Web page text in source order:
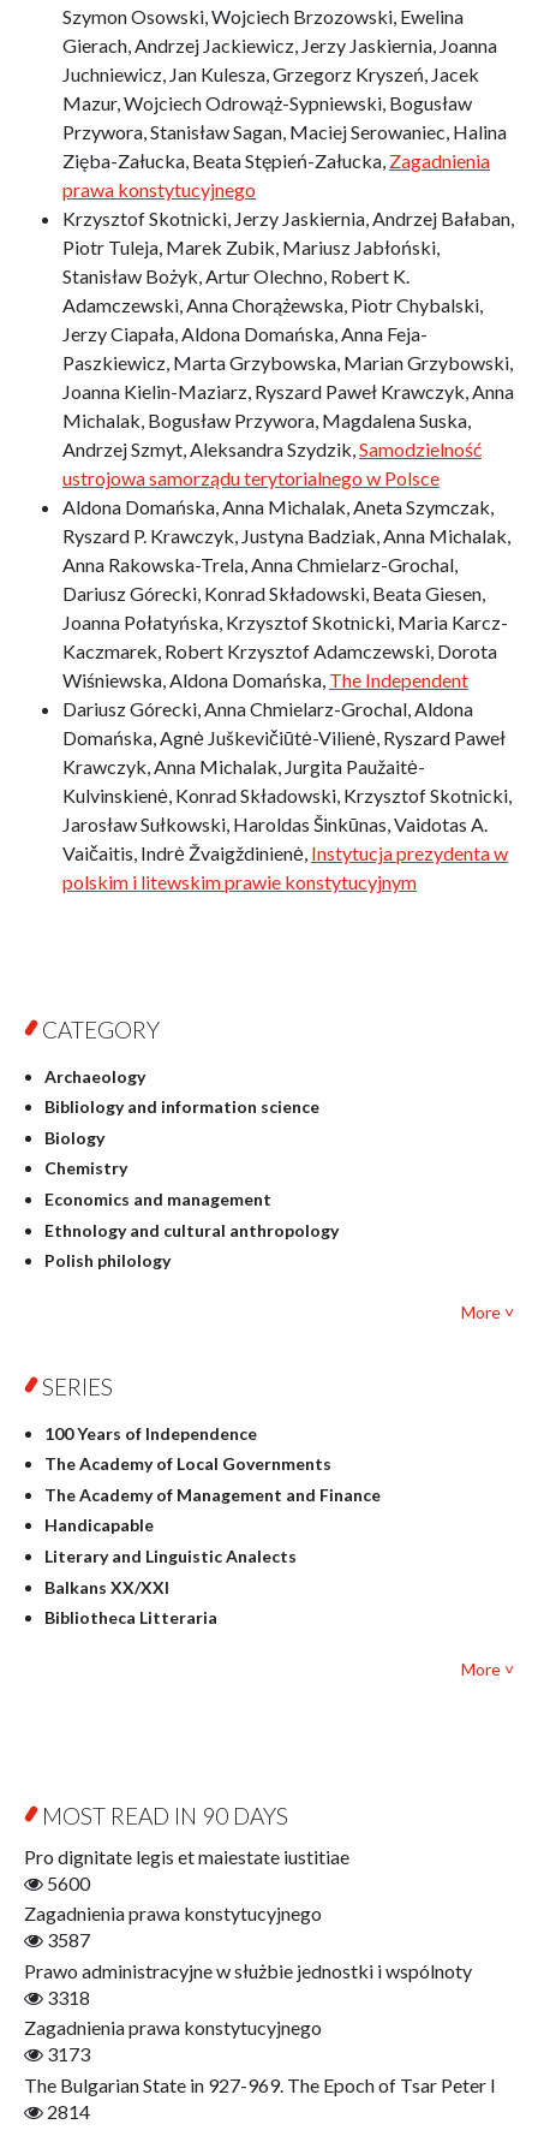
Szymon Osowski, Wojciech Brzozowski, Ewelina
Gierach, Andrzej Jackiewicz, Jerzy Jaskiernia, Joanna
Juchniewicz, Jan Kulesza, Grzegorz Kryszeń, Jacek
Mazur, Wojciech Odrowąż-Sypniewski, Bogusław
Przywora, Stanisław Sagan, Maciej Serowaniec, Halina
Zięba-Załucka, Beata Stępień-Załucka, Zagadnienia
prawa konstytucyjnego
Krzysztof Skotnicki, Jerzy Jaskiernia, Andrzej Bałaban,
Piotr Tuleja, Marek Zubik, Mariusz Jabłoński,
Stanisław Bożyk, Artur Olechno, Robert K.
Adamczewski, Anna Chorążewska, Piotr Chybalski,
Jerzy Ciapała, Aldona Domańska, Anna Feja-
Paszkiewicz, Marta Grzybowska, Marian Grzybowski,
Joanna Kielin-Maziarz, Ryszard Paweł Krawczyk, Anna
Michalak, Bogusław Przywora, Magdalena Suska,
Andrzej Szmyt, Aleksandra Szydzik,Samodzielność
ustrojowa samorządu terytorialnego w Polsce
Aldona Domańska, Anna Michalak, Aneta Szymczak,
Ryszard P. Krawczyk, Justyna Badziak, Anna Michalak,
Anna Rakowska-Trela, Anna Chmielarz-Grochal,
Dariusz Górecki, Konrad Składowski, Beata Giesen,
Joanna Połatyńska, Krzysztof Skotnicki, Maria Karcz-
Kaczmarek, Robert Krzysztof Adamczewski, Dorota
Wiśniewska, Aldona Domańska, The Independent
Dariusz Górecki, Anna Chmielarz-Grochal, Aldona
Domańska, Agnė Juškevičiūtė-Vilienė, Ryszard Paweł
Krawczyk, Anna Michalak, Jurgita Paužaitė-
Kulvinskienė, Konrad Składowski, Krzysztof Skotnicki,
Jarosław Sułkowski, Haroldas Šinkūnas, Vaidotas A.
Vaičaitis, Indrė Žvaigždinienė, Instytucja prezydenta w
polskim i litewskim prawie konstytucyjnym
CATEGORY
Archaeology
Bibliology and information science
Biology
Chemistry
Economics and management
Ethnology and cultural anthropology
Polish philology
Geography
Linguistics
Judaica
Culture and art
Literary Studies
Mathematics
Pedagogy
Textbooks for foreigners
Open Access
More ˅
SERIES
100 Years of Independence
The Academy of Local Governments
The Academy of Management and Finance
Handicapable
Literary and Linguistic Analects
Balkans XX/XXI
Bibliotheca Litteraria
Film! Scholars
Finance
Gerontology
Literary Interpretations
Jerzy Giedroyc and...
Jerzy Giedroyc and Witnesses of History
Winter of Life?
Linguistics
More ˅
MOST READ IN 90 DAYS
Pro dignitate legis et maiestate iustitiae
5600
Zagadnienia prawa konstytucyjnego
3587
Prawo administracyjne w służbie jednostki i wspólnoty
3318
Zagadnienia prawa konstytucyjnego
3173
The Bulgarian State in 927-969. The Epoch of Tsar Peter I
2814